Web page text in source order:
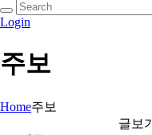
Login
주보
Home주보
글보기